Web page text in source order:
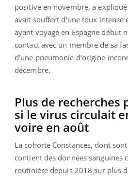
positive en novembre, a
avait souffert d’une toux intense
ayant voyagé en Espagne début
contact avec un membre de sa
d’une pneumonie d’origine
décembre.
Plus de recherches
si le virus circulait
voire en août
La cohorte Constances, dont
contient des données sanguines
routinière depuis 2018 sur plus